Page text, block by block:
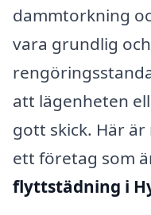
dammtorkning
vara grundlig
att lägenheten
gott skick. Här är
ett företag som
flyttstädning i